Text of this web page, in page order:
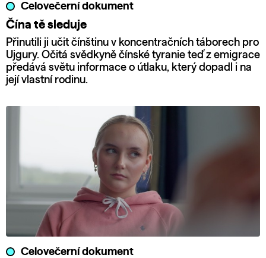
Celovečerní dokument
Čína tě sleduje
Přinutili ji učit čínštinu v koncentračních táborech pro
Ujgury. Očitá svědkyně čínské tyranie teď z emigrace
předává světu informace o útlaku, který dopadl i na
její vlastní rodinu.
Celovečerní dokument